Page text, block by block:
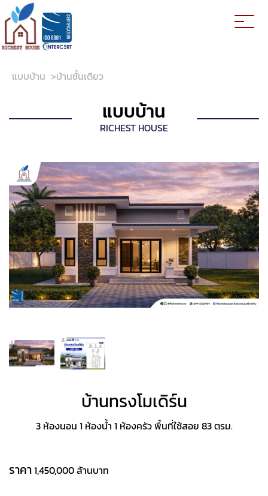
แบบบ้าน >บ้านชั้นเดียว
แบบบ้าน
RICHEST HOUSE
บ้านทรงโมเดิร์น
3 ห้องนอน 1 ห้องน้ำ 1 ห้องครัว พื้นที่ใช้สอย 83 ตรม.
ราคา1,450,000 ล้านบาท